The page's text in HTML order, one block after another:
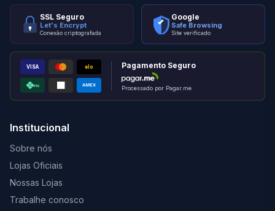
SSL Seguro
Let's Encrypt
Conexão criptografada
Google
Safe Browsing
Site verificado
VISA elo
PIX AMEX
Pagamento Seguro
Processado por Pagar.me
Institucional
Sobre nós
Lojas Oficiais
Nossas Lojas
Trabalhe conosco